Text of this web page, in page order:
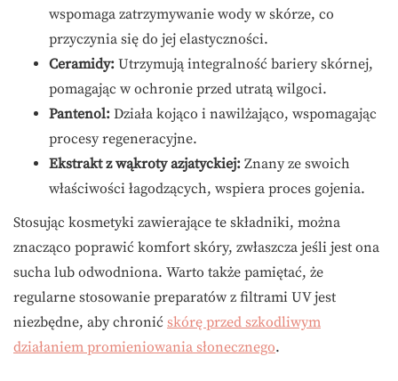
wspomaga zatrzymywanie wody w skórze, co
przyczynia się do jej elastyczności.
Ceramidy: Utrzymują integralność bariery skórnej,
pomagając w ochronie przed utratą wilgoci.
Pantenol: Działa kojąco i nawilżająco, wspomagając
procesy regeneracyjne.
Ekstrakt z wąkroty azjatyckiej: Znany ze swoich
właściwości łagodzących, wspiera proces gojenia.
Stosując kosmetyki zawierające te składniki, można
znacząco poprawić komfort skóry, zwłaszcza jeśli jest ona
sucha lub odwodniona. Warto także pamiętać, że
regularne stosowanie preparatów z filtrami UV jest
niezbędne, aby chronić skórę przed szkodliwym
działaniem promieniowania słonecznego.